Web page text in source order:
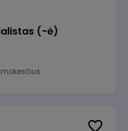
(-ė)
mokesčius